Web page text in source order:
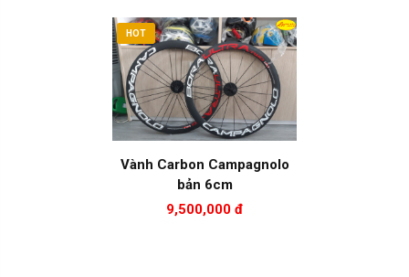
HOT
Vành Carbon Campagnolo
bản 6cm
9,500,000 đ